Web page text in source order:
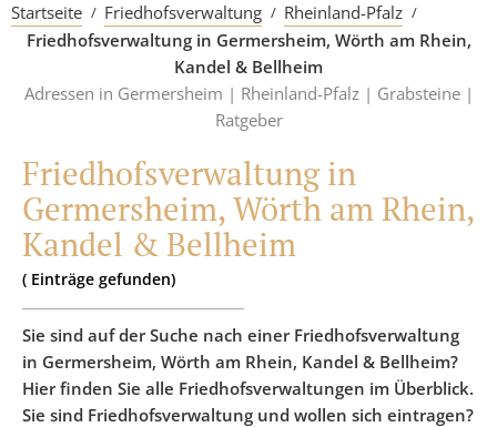
Startseite Friedhofsverwaltung
Rheinland-Pfalz
Friedhofsverwaltung in Germersheim, Wörth am Rhein,
Kandel & Bellheim
Adressen in Germersheim | Rheinland-Pfalz | Grabsteine |
Ratgeber
Friedhofsverwaltung in
Germersheim, Wörth am Rhein,
Kandel & Bellheim
( Einträge gefunden)
Sie sind auf der Suche nach einer Friedhofsverwaltung
in Germersheim, Wörth am Rhein, Kandel & Bellheim?
Hier finden Sie alle Friedhofsverwaltungen im Überblick.
Sie sind Friedhofsverwaltung und wollen sich eintragen?